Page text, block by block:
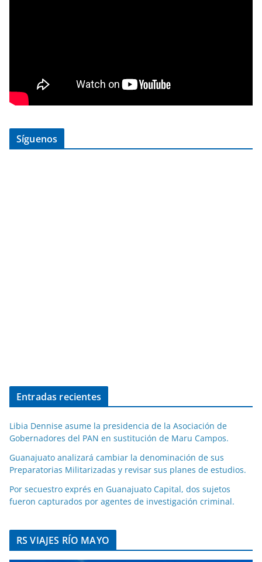
Síguenos
Entradas recientes
Libia Dennise asume la presidencia de la Asociación de
Gobernadores del PAN en sustitución de Maru Campos.
Guanajuato analizará cambiar la denominación de sus
Preparatorias Militarizadas y revisar sus planes de estudios.
Por secuestro exprés en Guanajuato Capital, dos sujetos
fueron capturados por agentes de investigación criminal.
RS VIAJES RÍO MAYO